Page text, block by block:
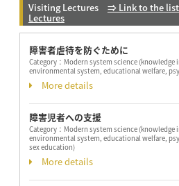
Visiting Lectures ⇒ Link to the
Lectures
障害者虐待を防ぐために
Category： Modern system science
environmental system, educational welfare,
More details
障害児者への支援
Category： Modern system science
environmental system, educational welfare,
sex education)
More details